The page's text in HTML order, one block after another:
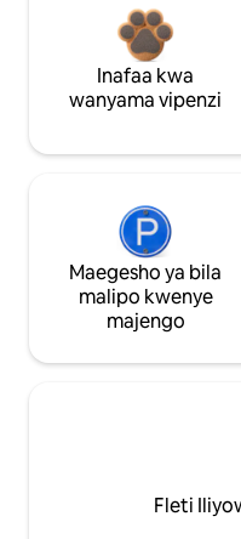
Inafaa kwa
wanyama vipenzi
Maegesho ya bila
malipo kwenye
majengo
Fleti